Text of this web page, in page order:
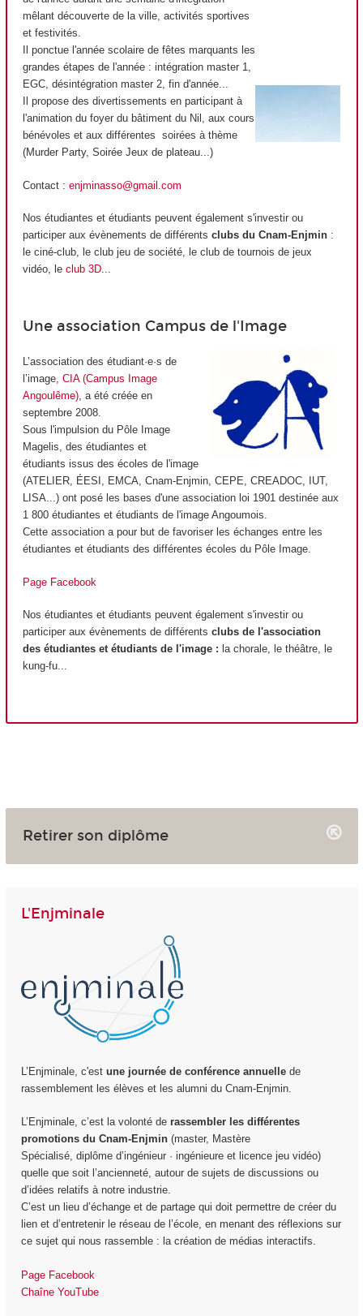
mêlant découverte de la ville, activités sportives
et festivités.
Il ponctue l'année scolaire de fêtes marquants les
grandes étapes de l'année : intégration master 1,
EGC, désintégration master 2, fin d'année...
Il propose des divertissements en participant à
l'animation du foyer du bâtiment du Nil, aux cours
bénévoles et aux différentes soirées à thème
(Murder Party, Soirée Jeux de plateau...)
Contact : enjminasso@gmail.com
Nos étudiantes et étudiants peuvent également s'investir ou
participer aux évènements de différents clubs du Cnam-Enjmin :
le ciné-club, le club jeu de société, le club de tournois de jeux
vidéo, le club 3D...
Une association Campus de l'Image
L’association des étudiant·e·s de
l’image, CIA (Campus Image
Angoulême), a été créée en
septembre 2008.
Sous l'impulsion du Pôle Image
Magelis, des étudiantes et
étudiants issus des écoles de l'image
(ATELIER, ÉESI, EMCA, Cnam-Enjmin, CEPE, CREADOC, IUT,
LISA...) ont posé les bases d'une association loi 1901 destinée aux
1 800 étudiantes et étudiants de l'image Angoumois.
Cette association a pour but de favoriser les échanges entre les
étudiantes et étudiants des différentes écoles du Pôle Image.
Page Facebook
Nos étudiantes et étudiants peuvent également s'investir ou
participer aux évènements de différents clubs de l'association
des étudiantes et étudiants de l'image : la chorale, le théâtre, le
kung-fu...
Retirer son diplôme
L'Enjminale
L’Enjminale, c'est une journée de conférence annuellede
rassemblement les élèves et les alumni du Cnam-Enjmin.
L’Enjminale, c’est la volonté de rassembler les différentes
promotions du Cnam-Enjmin (master, Mastère
Spécialisé, diplôme d’ingénieur · ingénieure et licence jeu vidéo)
quelle que soit l’ancienneté, autour de sujets de discussions ou
d’idées relatifs à notre industrie.
C’est un lieu d’échange et de partage qui doit permettre de créer du
lien et d’entretenir le réseau de l’école, en menant des réflexions sur
ce sujet qui nous rassemble : la création de médias interactifs.
Page Facebook
Chaîne YouTube